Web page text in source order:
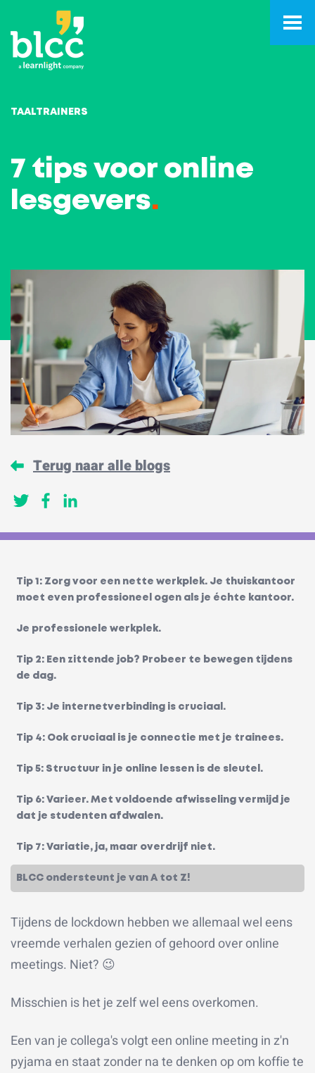
TAALTRAINERS
7 tips voor online
lesgevers.
Terug naar alle blogs
Tip 1: Zorg voor een nette werkplek. Je thuiskantoor
moet even professioneel ogen als je échte kantoor.
Je professionele werkplek.
Tip 2: Een zittende job? Probeer te bewegen tijdens
de dag.
Tip 3: Je internetverbinding is cruciaal.
Tip 4: Ook cruciaal is je connectie met je trainees.
Tip 5: Structuur in je online lessen is de sleutel.
Tip 6: Varieer. Met voldoende afwisseling vermijd je
dat je studenten afdwalen.
Tip 7: Variatie, ja, maar overdrijf niet.
BLCC ondersteunt je van A tot Z!
Tijdens de lockdown hebben we allemaal wel eens
vreemde verhalen gezien of gehoord over online
meetings. Niet? 😉
Misschien is het je zelf wel eens overkomen.
Een van je collega's volgt een online meeting in z'n
pyjama en staat zonder na te denken op om koffie te